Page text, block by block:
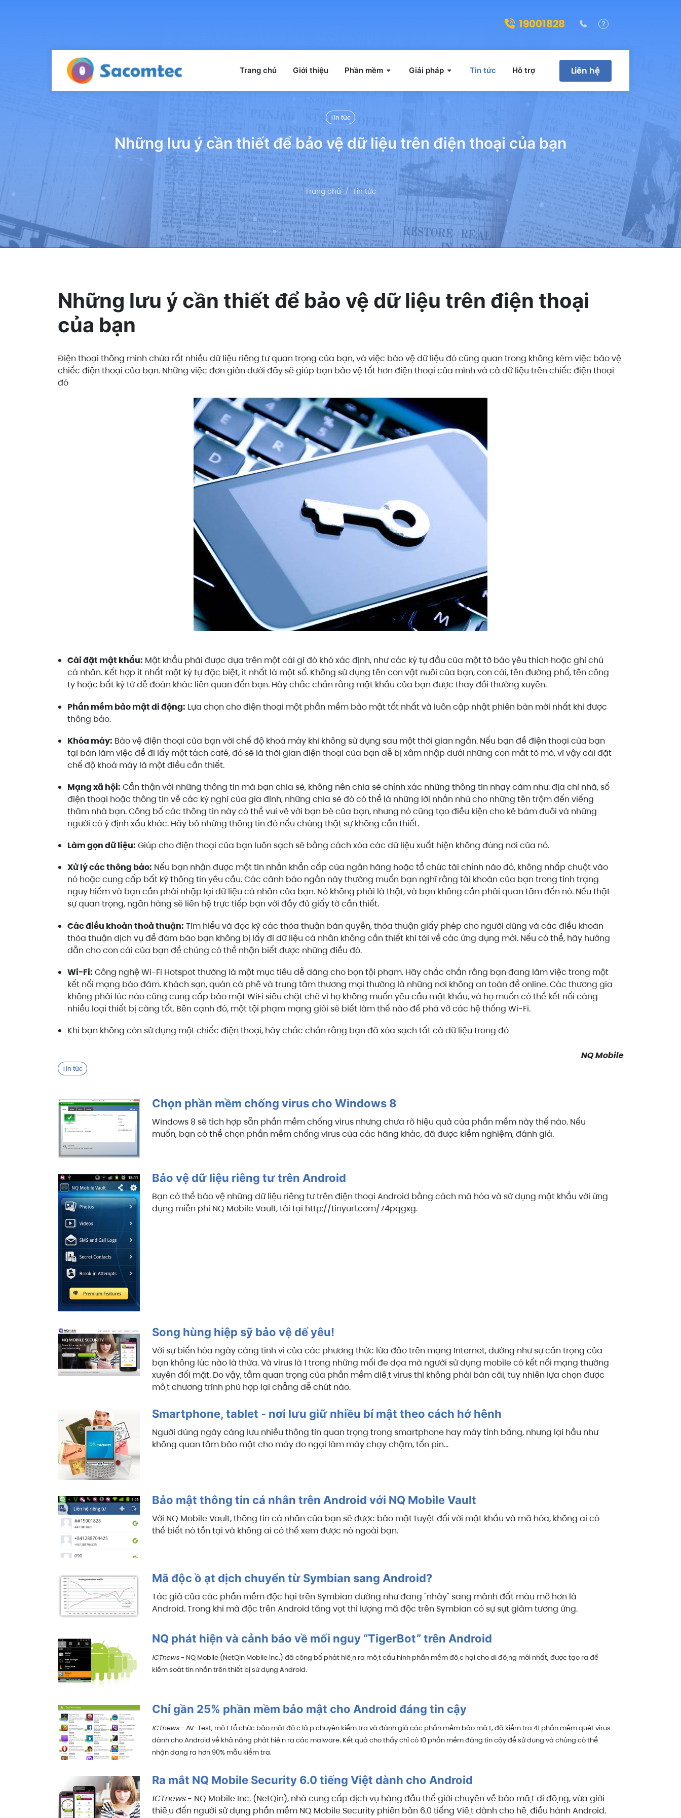
19001828 (028)39322188
Liên hệ
Trang chủ Giới thiệu Phần mềm Giải pháp Tin tức Hỗ trợ
Tin tức
Những lưu ý cần thiết để bảo vệ dữ liệu trên điện thoại của bạn
Trang chủ Tin tức
Những lưu ý cần thiết để bảo vệ dữ liệu trên điện thoại
của bạn
Điện thoại thông minh chứa rất nhiều dữ liệu riêng tư quan trọng của bạn, và việc bảo vệ dữ liệu đó cũng quan trong không kém việc bảo vệ
chiếc điện thoại của bạn. Những việc đơn giản dưới đây sẽ giúp bạn bảo vệ tốt hơn điện thoại của mình và cả dữ liệu trên chiếc điện thoại
đó
Cài đặt mật khẩu: Mật khẩu phải được dựa trên một cái gì đó khó xác định, như các ký tự đầu của một tờ báo yêu thích hoặc ghi chú
cá nhân. Kết hợp ít nhất một ký tự đặc biệt, ít nhất là một số. Không sử dụng tên con vật nuôi của bạn, con cái, tên đường phố, tên công
ty hoặc bất kỳ từ dễ đoán khác liên quan đến bạn. Hãy chắc chắn rằng mật khẩu của bạn được thay đổi thường xuyên.
Phần mềm bảo mật di động: Lựa chọn cho điện thoại một phần mềm bảo mật tốt nhất và luôn cập nhật phiên bản mới nhất khi được
thông báo.
Khóa máy: Bảo vệ điện thoại của bạn với chế độ khoá máy khi không sử dụng sau một thời gian ngắn. Nếu bạn để điện thoại của bạn
tại bàn làm việc để đi lấy một tách café, đó sẽ là thời gian điện thoại của bạn dễ bị xâm nhập dưới những con mắt tò mò, vì vậy cài đặt
chế độ khoá máy là một điều cần thiết.
Mạng xã hội: Cẩn thận với những thông tin mà bạn chia sẻ, không nên chia sẻ chính xác những thông tin nhạy cảm như: địa chỉ nhà, số
điện thoại hoặc thông tin về các kỳ nghỉ của gia đình, những chia sẻ đó có thể là những lời nhắn nhủ cho những tên trộm đến viếng
thăm nhà bạn. Công bố các thông tin này có thể vui vẻ với bạn bè của bạn, nhưng nó cũng tạo điều kiện cho kẻ bám đuôi và những
người có ý định xấu khác. Hãy bỏ những thông tin đó nếu chúng thật sự không cần thiết.
Làm gọn dữ liệu: Giúp cho điện thoại của bạn luôn sạch sẽ bằng cách xóa các dữ liệu xuất hiện không đúng nơi của nó.
Xử lý các thông báo: Nếu bạn nhận được một tin nhắn khẩn cấp của ngân hàng hoặc tổ chức tài chính nào đó, không nhấp chuột vào
nó hoặc cung cấp bất kỳ thông tin yêu cầu. Các cảnh báo ngắn này thường muốn bạn nghĩ rằng tài khoản của bạn trong tình trạng
nguy hiểm và bạn cần phải nhập lại dữ liệu cá nhân của bạn. Nó không phải là thật, và bạn không cần phải quan tâm đến nó. Nếu thật
sự quan trọng, ngân hàng sẽ liên hệ trực tiếp bạn với đầy đủ giấy tờ cần thiết.
Các điều khoản thoả thuận: Tìm hiểu và đọc kỹ các thỏa thuận bản quyền, thỏa thuận giấy phép cho người dùng và các điều khoản
thỏa thuận dịch vụ để đảm bảo bạn không bị lấy đi dữ liệu cá nhân không cần thiết khi tải về các ứng dụng mới. Nếu có thể, hãy hướng
dẫn cho con cái của bạn để chúng có thể nhận biết được những điều đó.
Wi-Fi: Công nghệ Wi-Fi Hotspot thường là một mục tiêu dễ dàng cho bọn tội phạm. Hãy chắc chắn rằng bạn đang làm việc trong một
kết nối mạng bảo đảm. Khách sạn, quán cà phê và trung tâm thương mại thường là những nơi không an toàn để online. Các thương gia
không phải lúc nào cũng cung cấp bảo mật WiFi siêu chặt chẽ vì họ không muốn yêu cầu mật khẩu, và họ muốn có thể kết nối càng
nhiều loại thiết bị càng tốt. Bên cạnh đó, một tội phạm mạng giỏi sẽ biết làm thế nào để phá vỡ các hệ thống Wi-Fi.
Khi bạn không còn sử dụng một chiếc điện thoại, hãy chắc chắn rằng bạn đã xóa sạch tất cả dữ liệu trong đó
NQ Mobile
Tin tức
Chọn phần mềm chống virus cho Windows 8
Windows 8 sẽ tích hợp sẵn phần mềm chống virus nhưng chưa rõ hiệu quả của phần mềm này thế nào. Nếu
muốn, bạn có thể chọn phần mềm chống virus của các hãng khác, đã được kiểm nghiệm, đánh giá.
Bảo vệ dữ liệu riêng tư trên Android
Bạn có thể bảo vệ những dữ liệu riêng tư trên điện thoại Android bằng cách mã hóa và sử dụng mật khẩu với ứng
dụng miễn phí NQ Mobile Vault, tải tại http://tinyurl.com/74pqgxg.
Song hùng hiệp sỹ bảo vệ dế yêu!
Với sự biến hóa ngày càng tinh vi của các phương thức lừa đảo trên mạng Internet, dường như sự cẩn trọng của
bạn không lúc nào là thừa. Và virus là 1 trong những mối đe dọa mà người sử dụng mobile có kết nối mạng thường
xuyên đối mặt. Do vậy, tầm quan trọng của phần mềm diệt virus thì không phải bàn cãi, tuy nhiên lựa chọn được
một chương trình phù hợp lại chẳng dễ chút nào.
Smartphone, tablet - nơi lưu giữ nhiều bí mật theo cách hớ hênh
Người dùng ngày càng lưu nhiều thông tin quan trọng trong smartphone hay máy tính bảng, nhưng lại hầu như
không quan tâm bảo mật cho máy do ngại làm máy chạy chậm, tốn pin...
Bảo mật thông tin cá nhân trên Android với NQ Mobile Vault
Với NQ Mobile Vault, thông tin cá nhân của bạn sẽ được bảo mật tuyệt đối với mật khẩu và mã hóa, không ai có
thể biết nó tồn tại và không ai có thể xem được nó ngoài bạn.
Mã độc ồ ạt dịch chuyển từ Symbian sang Android?
Tác giả của các phần mềm độc hại trên Symbian dường như đang "nhảy" sang mảnh đất màu mỡ hơn là
Android. Trong khi mã độc trên Android tăng vọt thì lượng mã độc trên Symbian có sự sụt giảm tương ứng.
NQ phát hiện và cảnh báo về mối nguy “TigerBot” trên Android
ICTnews- NQ Mobile (NetQin Mobile Inc.) đã công bố phát hiện ra một cấu hình phần mềm độc hại cho di động mới nhất, được tạo ra để
kiểm soát tin nhắn trên thiết bị sử dụng Android.
Chỉ gần 25% phần mềm bảo mật cho Android đáng tin cậy
ICTnews- AV-Test, một tổ chức bảo mật độc lập chuyên kiểm tra và đánh giá các phần mềm bảo mật, đã kiểm tra 41 phần mềm quét virus
dành cho Android về khả năng phát hiện ra các malware. Kết quả cho thấy chỉ có 10 phần mềm đáng tin cậy để sử dụng và chúng có thể
nhận dạng ra hơn 90% mẫu kiểm tra.
Ra mắt NQ Mobile Security 6.0 tiếng Việt dành cho Android
ICTnews- NQ Mobile Inc. (NetQin), nhà cung cấp dịch vụ hàng đầu thế giới chuyên về bảo mật di động, vừa giới
thiệu đến người sử dụng phần mềm NQ Mobile Security phiên bản 6.0 tiếng Việt dành cho hệ điều hành Android.